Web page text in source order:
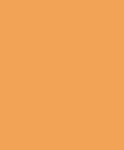
готовили наши